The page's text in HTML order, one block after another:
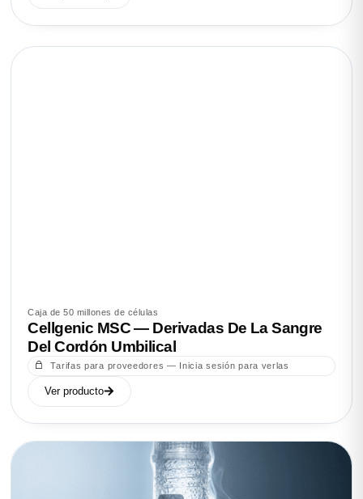
Caja de 50 millones de células
Cellgenic MSC — Derivadas De La Sangre
Del Cordón Umbilical
Tarifas para proveedores — Inicia sesión para verlas
Ver producto